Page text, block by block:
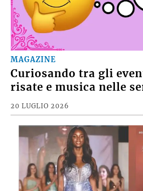
MAGAZINE
Curiosando tra gli
risate e musica nelle
20 LUGLIO 2026